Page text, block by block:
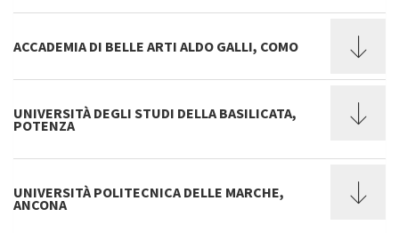
ACCADEMIA DI BELLE ARTI ALDO GALLI, COMO
UNIVERSITÀ DEGLI STUDI DELLA BASILICATA,
POTENZA
UNIVERSITÀ POLITECNICA DELLE MARCHE,
ANCONA